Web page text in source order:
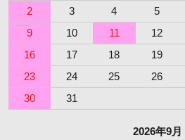
2
3 4 5
9
10 11 12
16
17 18 19
23
24 25 26
30
31
2026年9月